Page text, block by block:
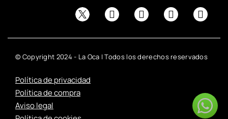
© Copyright 2024 - La Oca | Todos los derechos reservados
Política de privacidad
Política de compra
Aviso legal